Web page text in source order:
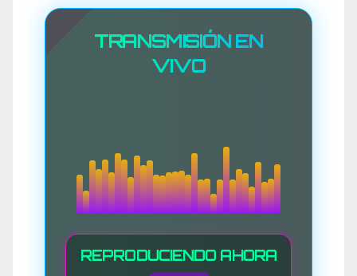
TRANSMISIÓN EN
VIVO
REPRODUCIENDO AHORA